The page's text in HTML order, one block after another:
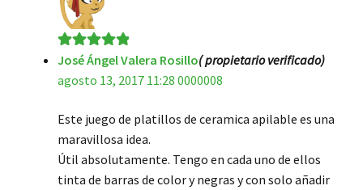
Valorado en5
de 5
José Ángel Valera Rosillo( propietario verificado)
agosto 13, 2017 11:28 0000008
Este juego de platillos de ceramica apilable es una
maravillosa idea.
Útil absolutamente. Tengo en cada uno de ellos
tinta de barras de color y negras y con solo añadir